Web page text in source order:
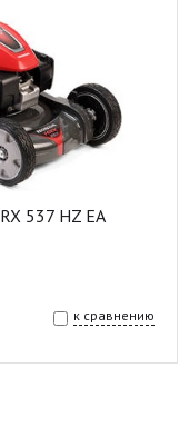
537 HZ EA
к сравнению